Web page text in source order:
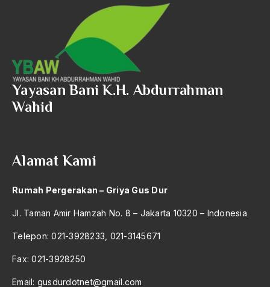
Barathiya Janata Party
BArisan Nasional
Barroness Cox
Batak
Beethoven
Begin
Beijing
Belanakan
belanda
Yayasan Bani K.H. Abdurrahman
Wahid
Alamat Kami
Rumah Pergerakan – Griya Gus Dur
Jl. Taman Amir Hamzah No. 8 – Jakarta 10320 – Indonesia
Telepon: 021-3928233, 021-3145671
Fax: 021-3928250
Email: gusdurdotnet@gmail.com